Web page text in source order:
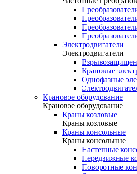
Электродвигатели
Электродвигатели
Крановые
Однофазные
Крановое оборудование
Крановое оборудование
Краны козловые
Краны козловые
Краны консольные
Краны консольные
Настенные
Передвижные
Поворотные